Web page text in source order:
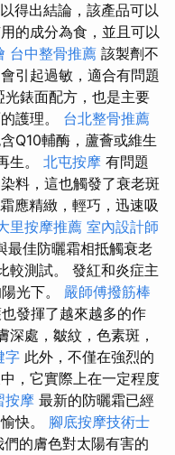
得出結論，該產品可以
的成分為食，並且可以
台中整骨推薦 該製劑不
引起過敏，適合有問題
錶面配方，也是主要
護理。 台北整骨推薦
Q10輔酶，蘆薈或維生
生。 北屯按摩 有問題
料，這也觸發了衰老斑
應精緻，輕巧，迅速吸
里按摩推薦 室內設計師
最佳防曬霜相抵觸衰老
較測試。 發紅和炎症主
光下。 嚴師傅撥筋棒
發揮了越來越多的作
深處，皺紋，色素斑，
字 此外，不僅在強烈的
，它實際上在一定程度
按摩 最新的防曬霜已經
快。 腳底按摩技術士
們的膚色對太陽有害的